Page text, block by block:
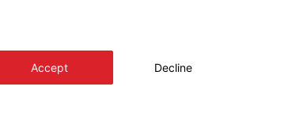
Philanthropy in action
Retour sur msf.lu
Accept Decline